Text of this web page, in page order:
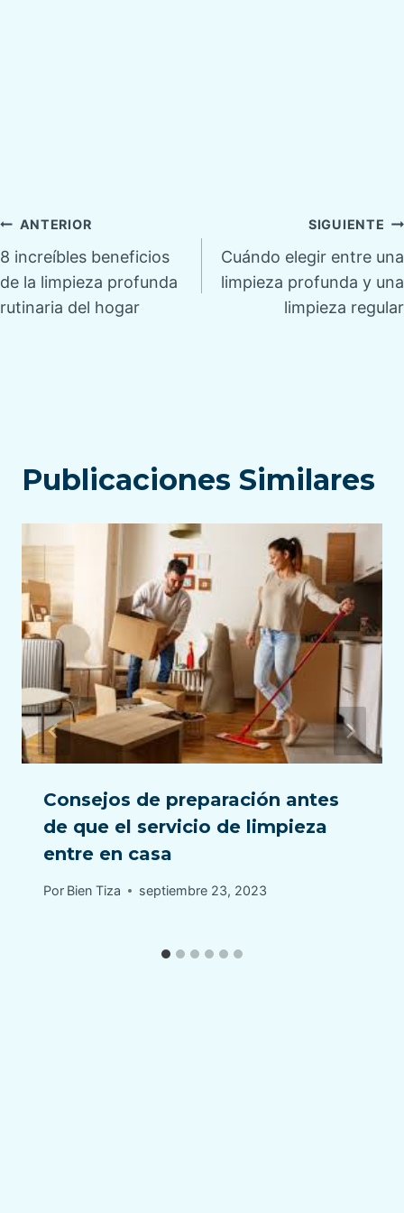
Navegación
de
entradas
ANTERIOR
8 increíbles beneficios
de la limpieza profunda
rutinaria del hogar
SIGUIENTE
Cuándo elegir entre una
limpieza profunda y una
limpieza regular
Publicaciones Similares
Consejos de preparación antes
de que el servicio de limpieza
entre en casa
Por Bien Tiza septiembre 23, 2023